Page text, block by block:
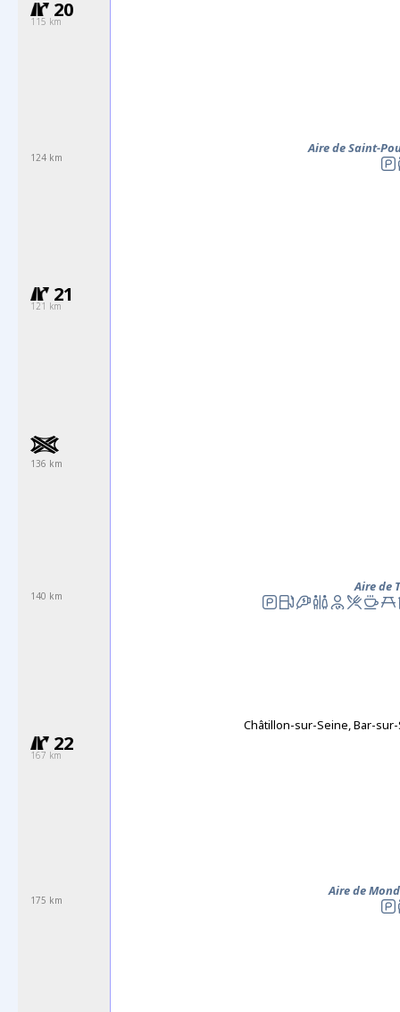
20
115 km
124 km
Aire de Saint-
21
121 km
136 km
140 km
Aire de
22
167 km
Châtillon-sur-Seine, Bar-
175 km
Aire de